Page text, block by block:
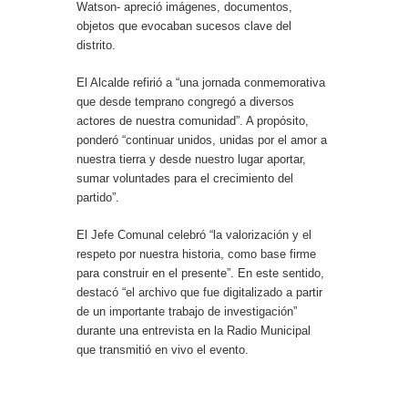
Watson- apreció imágenes, documentos,
objetos que evocaban sucesos clave del
distrito.
El Alcalde refirió a “una jornada conmemorativa
que desde temprano congregó a diversos
actores de nuestra comunidad”. A propósito,
ponderó “continuar unidos, unidas por el amor a
nuestra tierra y desde nuestro lugar aportar,
sumar voluntades para el crecimiento del
partido”.
El Jefe Comunal celebró “la valorización y el
respeto por nuestra historia, como base firme
para construir en el presente”. En este sentido,
destacó “el archivo que fue digitalizado a partir
de un importante trabajo de investigación”
durante una entrevista en la Radio Municipal
que transmitió en vivo el evento.